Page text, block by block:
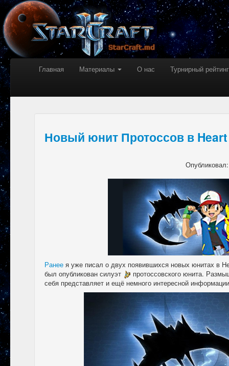
Главная Материалы О нас Турнирный рейтинг
Новый юнит Протоссов в
Ранее я уже писал о двух появившихся новых юнитах в
был опубликован силуэт
протоссовского юнита.
себя представляет и ещё немного интересной